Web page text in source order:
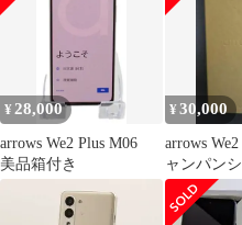
【送料無料】
¥28,000
arrows We2 Plus M06
美品箱付き
¥30,000
arrows
ャンパン